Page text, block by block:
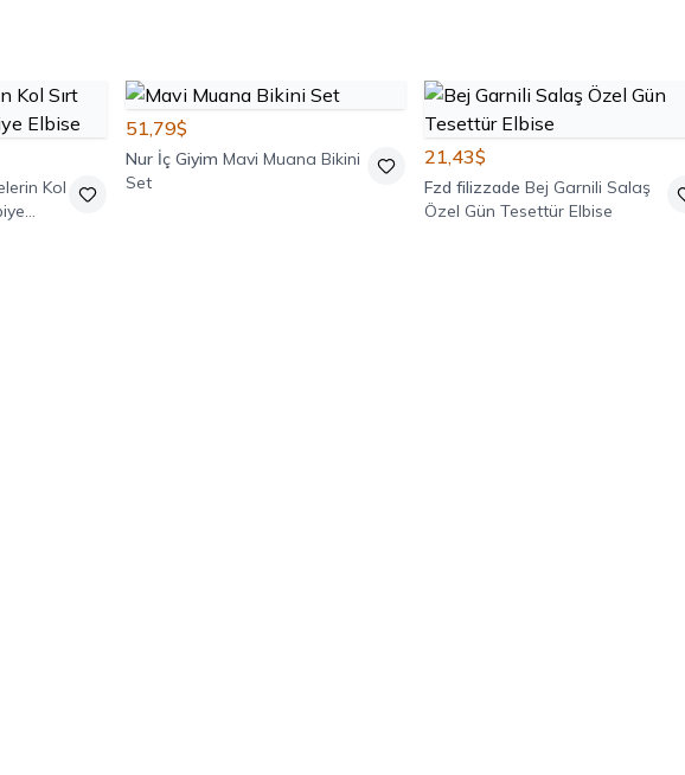
Kol
51,79$
Nur İç Giyim Mavi Muana Bikini
Set
21,43$
Fzd filizzade Bej Garnili Salaş
Özel Gün Tesettür Elbise